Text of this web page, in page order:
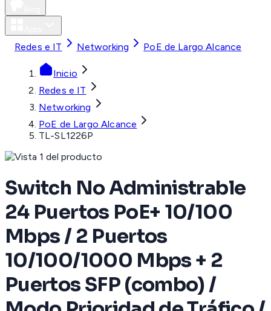
Redes e IT Networking PoE de Largo Alcance
Inicio
Redes e IT
Networking
PoE de Largo Alcance
TL-SL1226P
Switch No Administrable
24 Puertos PoE+ 10/100
Mbps / 2 Puertos
10/100/1000 Mbps + 2
Puertos SFP (combo) /